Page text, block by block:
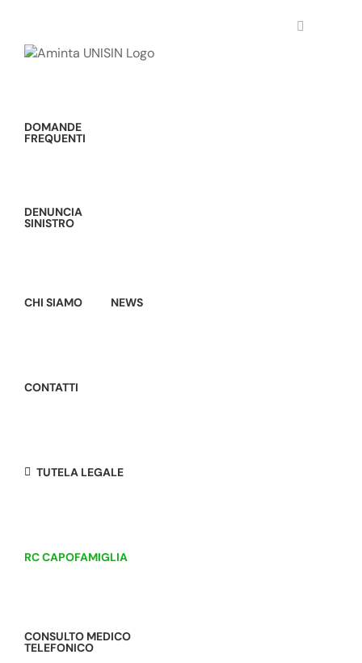
contenuto
DOMANDE
FREQUENTI
DENUNCIA
SINISTRO
CHI SIAMO NEWS
CONTATTI
TUTELA LEGALE
RC CAPOFAMIGLIA
CONSULTO MEDICO
TELEFONICO